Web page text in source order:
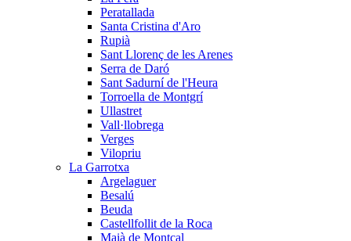
Peratallada
Santa Cristina d'Aro
Rupià
Sant Llorenç de les Arenes
Serra de Daró
Sant Sadurní de l'Heura
Torroella de Montgrí
Ullastret
Vall·llobrega
Verges
Vilopriu
La Garrotxa
Argelaguer
Besalú
Beuda
Castellfollit de la Roca
Maià de Montcal